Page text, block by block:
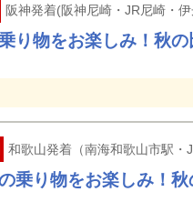
阪神発着(阪神尼崎・JR尼崎・
り物をお楽しみ！秋
和歌山発着（南海和歌山市駅・
乗り物をお楽しみ！